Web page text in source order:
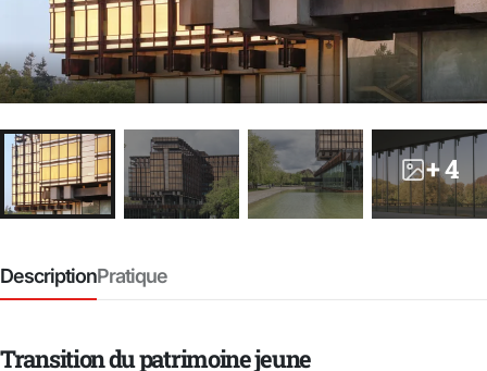
+ 4
DescriptionPratique
Transition du patrimoine jeune